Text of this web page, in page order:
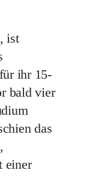
ist
ihr 15-
bald vier
das
einer